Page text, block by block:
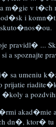
m�gie v
i
pravidl� ...
spoznajte
umeniu
a
dn�, ktor�